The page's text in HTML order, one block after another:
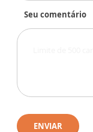
Seu comentário
ENVIAR